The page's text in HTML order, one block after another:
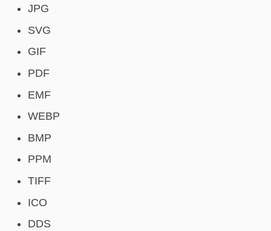
JPG
SVG
GIF
PDF
EMF
WEBP
BMP
PPM
TIFF
ICO
DDS